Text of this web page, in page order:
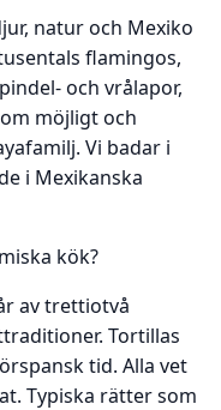
natur och Mexiko
flamingos,
och vrålapor,
möjligt och
Vi badar i
i Mexikanska
kök?
av trettiotvå
Tortillas
tid. Alla vet
Typiska rätter som